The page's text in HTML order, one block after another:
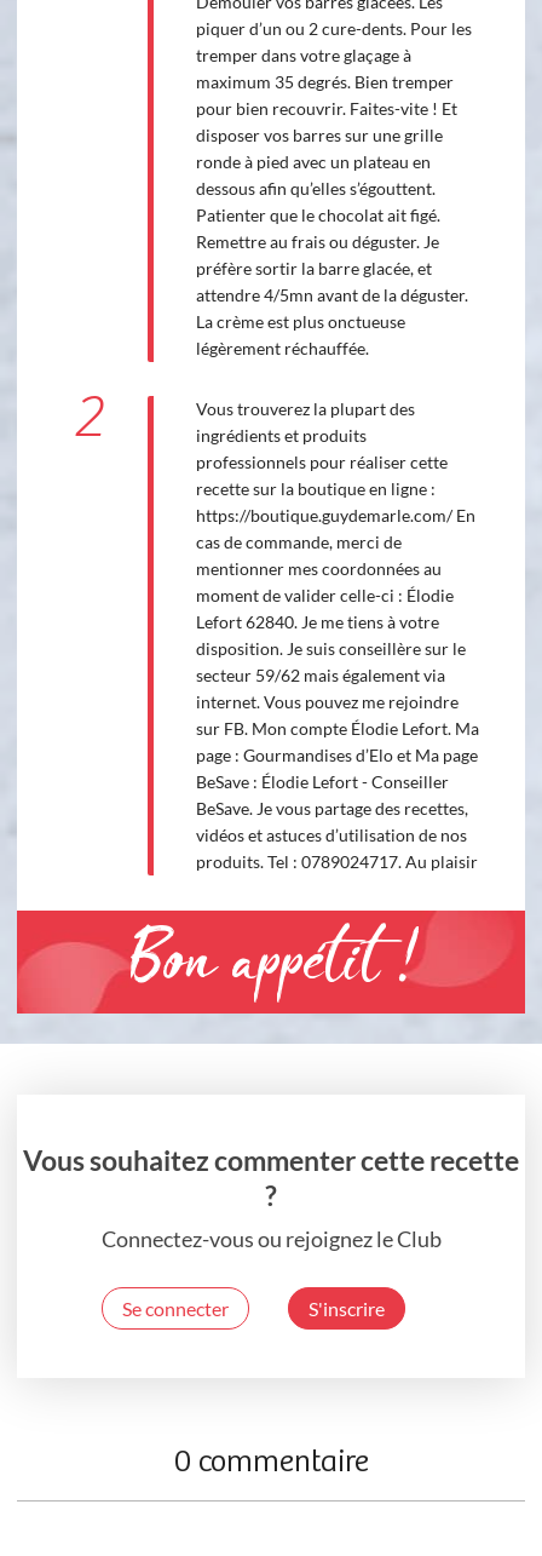
piquer d’un ou 2 cure-dents. Pour les
tremper dans votre glaçage à
maximum 35 degrés. Bien tremper
pour bien recouvrir. Faites-vite ! Et
disposer vos barres sur une grille
ronde à pied avec un plateau en
dessous afin qu’elles s’égouttent.
Patienter que le chocolat ait figé.
Remettre au frais ou déguster. Je
préfère sortir la barre glacée, et
attendre 4/5mn avant de la déguster.
La crème est plus onctueuse
légèrement réchauffée.
2
Vous trouverez la plupart des
ingrédients et produits
professionnels pour réaliser cette
recette sur la boutique en ligne :
https://boutique.guydemarle.com/ En
cas de commande, merci de
mentionner mes coordonnées au
moment de valider celle-ci : Élodie
Lefort 62840. Je me tiens à votre
disposition. Je suis conseillère sur le
secteur 59/62 mais également via
internet. Vous pouvez me rejoindre
sur FB. Mon compte Élodie Lefort. Ma
page : Gourmandises d’Elo et Ma page
BeSave : Élodie Lefort - Conseiller
BeSave. Je vous partage des recettes,
vidéos et astuces d’utilisation de nos
produits. Tel : 0789024717. Au plaisir
Bon appétit !
Vous souhaitez commenter cette recette
?
Connectez-vous ou rejoignez le Club
Se connecter S'inscrire
0 commentaire